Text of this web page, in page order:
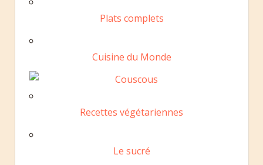
Plats complets
Cuisine du Monde
Recettes végétariennes
Le sucré